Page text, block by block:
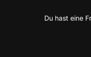
Du hast eine